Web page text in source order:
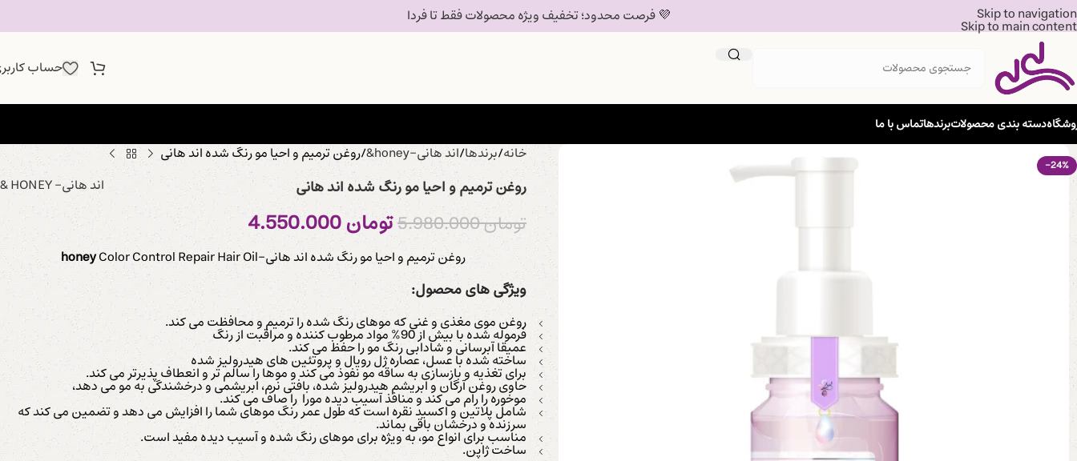
Skip to navigation
Skip to main content
💜 فرصت محدود؛ تخفیف ویژه محصولات فقط تا فردا
حساب
دسته بندی محصولاتبرندهاتماس با ما
-24%
خانه برندها اند هانی-honey&
روغن ترمیم و احیا مو رنگ شده اند هانی
اند هانی- HONEY &
روغن ترمیم و احیا مو رنگ شده اند هانی
تومان5.980.000 تومان
روغن ترمیم و احیا مو رنگ شده اند هانی- honeyColor Control Repair Hair Oil
ویژگی های محصول:
روغن موی مغذی و غنی که موهای رنگ شده را ترمیم و محافظت می کند.
فرموله شده با بیش از 90% مواد مرطوب کننده و مراقبت از رنگ
عمیقا آبرسانی و شادابی رنگ مو را حفظ می کند.
ساخته شده با عسل، عصاره ژل رویال و پروتئین های هیدرولیز شده
برای تغذیه و بازسازی به ساقه مو نفوذ می کند و موها را سالم تر و انعطاف پذیرتر می کند.
حاوی روغن آرگان و ابریشم هیدرولیز شده، بافتی نرم، ابریشمی و درخشندگی به مو می دهد،
موخوره را رام می کند و منافذ آسیب دیده مورا را صاف می کند.
شامل پلاتین و اکسید نقره است که طول عمر رنگ موهای شما را افزایش می دهد و تضمین می کند که
سرزنده و درخشان باقی بماند.
مناسب برای انواع مو، به ویژه برای موهای رنگ شده و آسیب دیده مفید است.
ساخت ژاپن.